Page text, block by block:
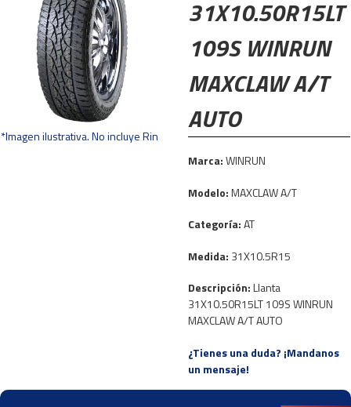
*Imagen ilustrativa. No incluye Rin
31X10.50R15LT
109S WINRUN
MAXCLAW A/T
AUTO
Marca:WINRUN
Modelo:MAXCLAW A/T
Categoría:AT
Medida: 31X10.5R15
Descripción:Llanta
31X10.50R15LT 109S WINRUN
MAXCLAW A/T AUTO
¿Tienes una duda? ¡Mandanos
un mensaje!